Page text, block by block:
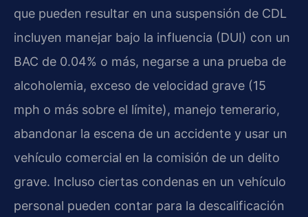
que pueden resultar en una suspensión de CDL
incluyen manejar bajo la influencia (DUI) con un
BAC de 0.04% o más, negarse a una prueba de
alcoholemia, exceso de velocidad grave (15
mph o más sobre el límite), manejo temerario,
abandonar la escena de un accidente y usar un
vehículo comercial en la comisión de un delito
grave. Incluso ciertas condenas en un vehículo
personal pueden contar para la descalificación